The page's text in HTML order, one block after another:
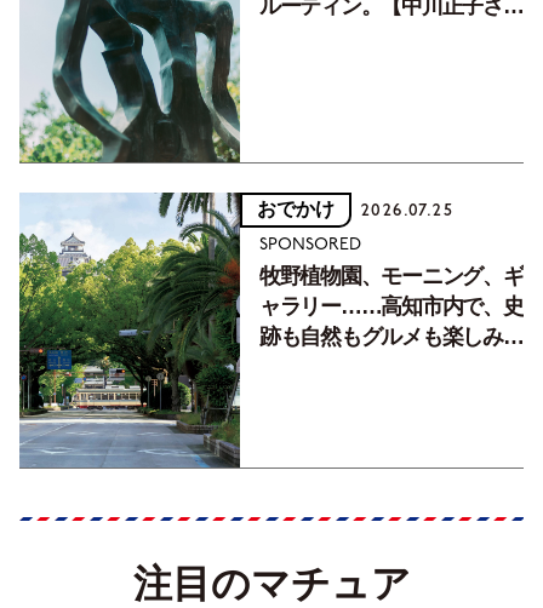
ルーティン。【中川正子さん
おでかけ 2026.07.25
SPONSORED
牧野植物園、モーニング、ギ
ャラリー……高知市内で、史
跡も自然もグルメも楽しみ尽
注目のマチュア